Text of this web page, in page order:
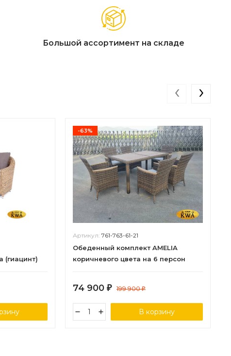
Большой ассортимент на складе
(гиацинт)
-63%
Артикул: 761-763-61-21
Обеденный комплект AMELIA
коричневого цвета на 6 персон
74 900 ₽ 199 900₽
В корзину
‹ ›